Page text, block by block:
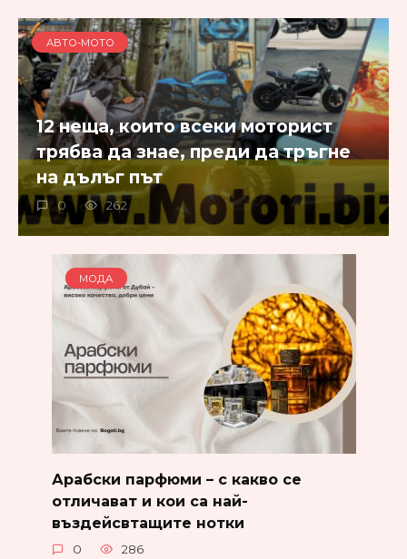
АВТО-МОТО
12 неща, които всеки моторист
трябва да знае, преди да тръгне
на дълъг път
0 262
МОДА
Арабски парфюми – с какво се
отличават и кои са най-
въздейсвтащите нотки
0 286